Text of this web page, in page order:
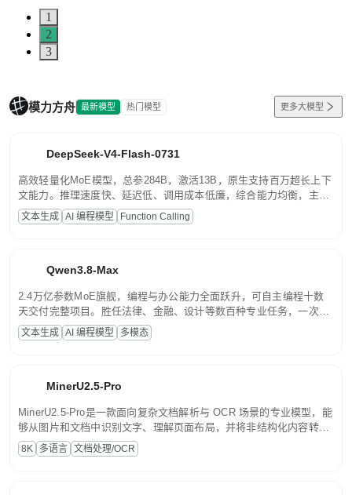
1
2
3
模力方舟 最新模型 热门模型 更多大模型
DeepSeek-V4-Flash-0731
高效轻量化MoE模型，总参284B，激活13B，原生支持百万超长上下
文能力。推理速度快、延迟低、调用成本低廉，综合能力均衡，主打
高并发、轻量化任务，适合日常对话、内容创作、基础 RAG、批量
文案处理等普惠刚需场景。
文本生成 AI 编程模型 Function Calling
Qwen3.8-Max
2.4万亿参数MoE旗舰，编程与办公能力全面跃升，可自主编程十数
天交付完整项目。胜任法律、金融、设计等数百种专业任务，一次对
话端到端交付生产级成果。原生视觉理解贯穿规划、执行与验证全流
程，支持超长文档与长视频的深度语义解析。长程任务中自主规划与
文本生成 AI 编程模型 多模态
MinerU2.5-Pro
MinerU2.5-Pro是一款面向复杂文档解析与 OCR 场景的专业模型，能
够从图片和文档中识别文字、理解页面布局，并将非结构化内容转换
为便于存储、检索和二次处理的结构化结果。
8K 多语言 文档处理/OCR